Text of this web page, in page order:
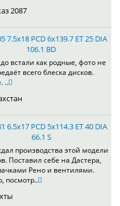
2087
7.5x18 PCD 6x139.7 ET 25 DIA
106.1 BD
встали как родные, фото не
всего блеска дисков.
..
6.5x17 PCD 5x114.3 ET 40 DIA
66.1 S
производства этой модели
Поставил себе на Дастера,
Рено и вентилями.
посмотр..